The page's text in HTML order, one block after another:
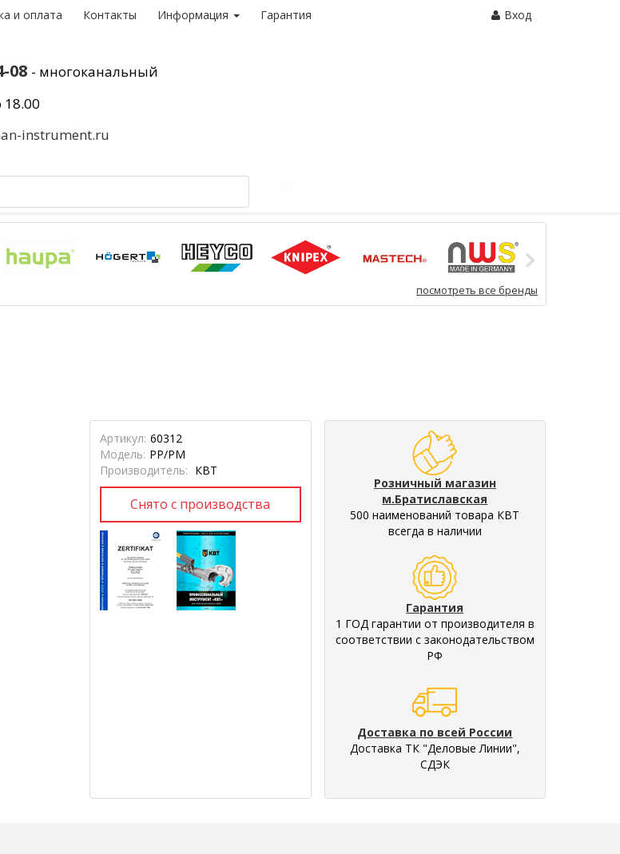
и оплата Контакты Информация Гарантия Вход
08 - многоканальный
instrument.ru
посмотреть все бренды
Артикул: 60312
Модель: РР/РМ
Производитель: КВТ
Розничный магазин
м.Братиславская
500 наименований товара КВТ
всегда в наличии
Гарантия
1 ГОД гарантии от производителя в
соответствии с законодательством
РФ
Доставка по всей России
Доставка ТК "Деловые Линии",
СДЭК